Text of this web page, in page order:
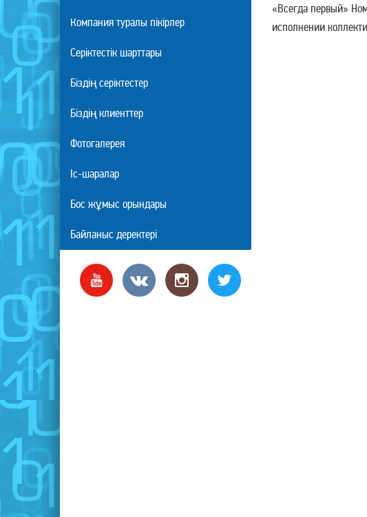
«Всегда первый»
исполнении
Компания туралы пікірлер
Серіктестік шарттары
Біздің серіктестер
Біздің клиенттер
Фотогалерея
Іс-шаралар
Бос жұмыс орындары
Байланыс деректері